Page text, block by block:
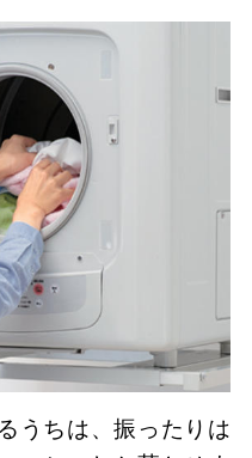
うちは、振ったりは